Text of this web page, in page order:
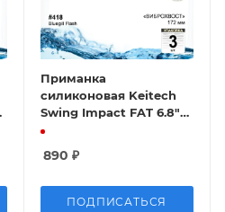
Приманка
силиконовая Keitech
Swing Impact FAT 6.8"
#418 Bluegill Flash
890 ₽
ПОДПИСАТЬСЯ